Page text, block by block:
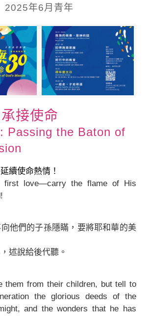
2025年6月青年
接使命
Passing the Baton of
續使命熱情！
first love—carry the flame of His
他們的子孫隱瞞，要將耶和華的美
述說給後代聽。
them from their children, but tell to
the glorious deeds of the
and the wonders that he has